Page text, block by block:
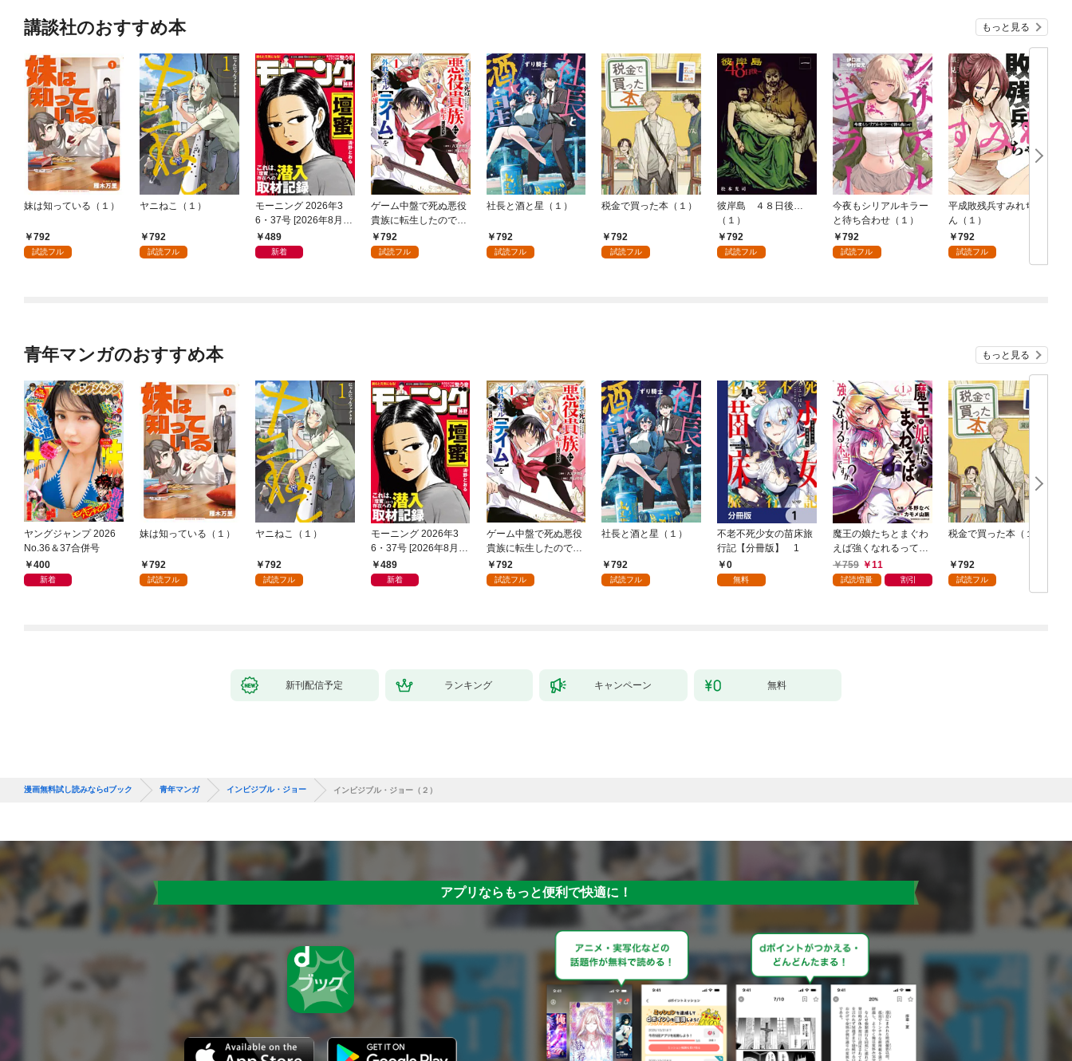
講談社のおすすめ本 もっと見る
妹は知っている（１）
792
試読フル
ヤニねこ（１）
792
試読フル
モーニング 2026年3
6・37号 [2026年8月6
日発売]
489
新着
ゲーム中盤で死ぬ悪役
貴族に転生したので、
外れスキル【テイム】
を駆使して最強を目指
792
試読フル
社長と酒と星（１）
792
試読フル
税金で買った本（１）
792
試読フル
彼岸島 ４８日後…
（１）
792
試読フル
今夜もシリアルキラー
と待ち合わせ（１）
792
試読フル
平成敗残兵すみれちゃ
ん（１）
792
試読フル
青年マンガのおすすめ本 もっと見る
ヤングジャンプ 2026
No.36＆37合併号
400
新着
妹は知っている（１）
792
試読フル
ヤニねこ（１）
792
試読フル
モーニング 2026年3
6・37号 [2026年8月6
日発売]
489
新着
ゲーム中盤で死ぬ悪役
貴族に転生したので、
外れスキル【テイム】
を駆使して最強を目指
792
試読フル
社長と酒と星（１）
792
試読フル
不老不死少女の苗床旅
行記【分冊版】 1
0
無料
魔王の娘たちとまぐわ
えば強くなれるって本
当ですか？【特典ペー
パー付き】【カラーペ
759 11
試読増量 割引
税金で買った本（１）
792
試読フル
新刊配信予定 ランキング キャンペーン 無料
漫画無料試し読みならdブック 青年マンガ インビジブル・ジョー インビジブル・ジョー（２）
アプリならもっと便利で快適に！